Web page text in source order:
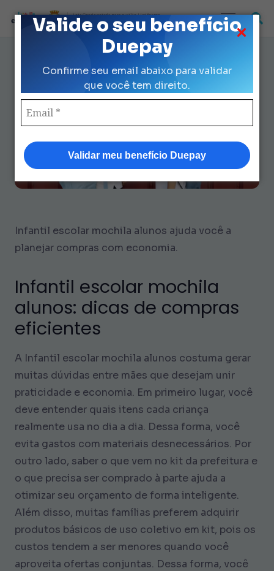
Valide o seu benefício
Duepay
Confirme seu email abaixo para validar
que você tem direito.
Validar meu benefício Duepay
Loja Credenciada para auxilio Uniforme
e Kit Escolar da Prefeitura de São Paulo
Infantil Escolar Mochila Alunos:
7 Dicas de Kit x Individual
Infantil escolar mochila alunos ajuda você a
planejar compras com economia.
Infantil escolar mochila
alunos: dicas de compras
eficientes
A Infantil escolar mochila alunos costuma gerar
muitas dúvidas entre mães que desejam unir
praticidade e economia. Em primeiro lugar, você
deve entender quais itens cada criança
realmente usa no dia a dia. Dessa forma, você
evita gastos com materiais desnecessários. Por
outro lado, saber o que vem no kit da prefeitura e
o que precisa ser comprado à parte ajuda a
otimizar seu orçamento de forma inteligente.
Além disso, muitas famílias preferem adquirir
produtos básicos de uso coletivo em kit, pois os
custos tendem a ser menores quando você
aproveita ofertas conjuntas. Dessa forma, você